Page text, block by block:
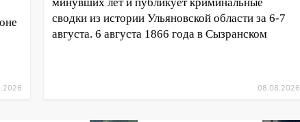
сводки из истории Ульяновской области за 6-7
августа. 6 августа 1866 года в Сызранском
08.08.2026